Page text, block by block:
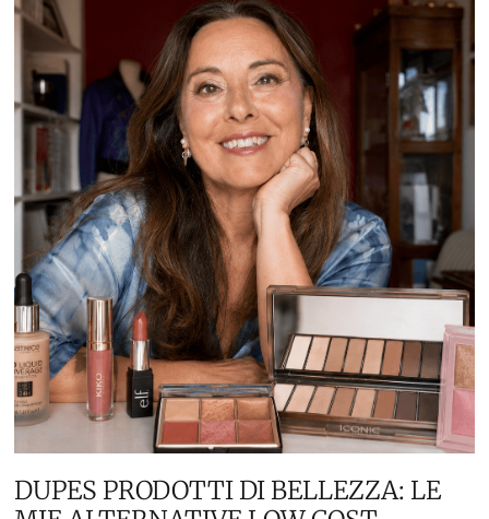
DUPES PRODOTTI DI BELLEZZA: LE